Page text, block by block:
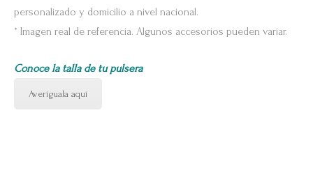
personalizado y domicilio a nivel nacional.
* Imagen real de referencia. Algunos accesorios pueden variar.
Conoce la talla de tu pulsera
Averíguala aquí